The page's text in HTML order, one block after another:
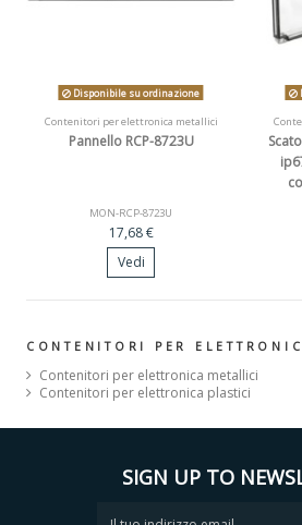
Disponibile su ordinazione
Contenitori per elettronica metallici
Pannello RCP-8723U
MON-RCP-8723U
17,68 €
Vedi
CONTENITORI PER
Contenitori per elettronica metallici
Contenitori per elettronica plastici
SIGN UP TO